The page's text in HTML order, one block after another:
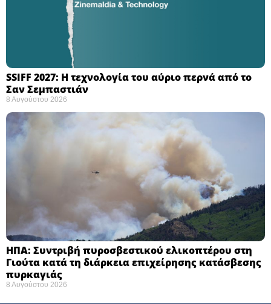
SSIFF 2027: Η τεχνολογία του αύριο περνά από το
Σαν Σεμπαστιάν ​
8 Αυγούστου 2026
ΗΠΑ: Συντριβή πυροσβεστικού ελικοπτέρου στη
Γιούτα κατά τη διάρκεια επιχείρησης κατάσβεσης
πυρκαγιάς ​
8 Αυγούστου 2026